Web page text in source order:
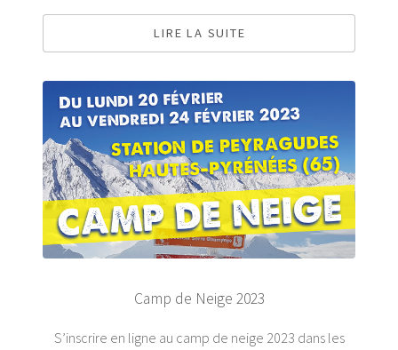
LIRE LA SUITE
Camp de Neige 2023
S’inscrire en ligne au camp de neige 2023 dans les